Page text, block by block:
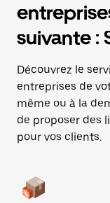
suivante :
Découvrez le
entreprises de
même ou à la
de proposer des
pour vos clients.